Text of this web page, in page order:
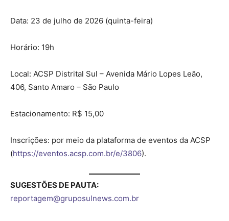
Data: 23 de julho de 2026 (quinta-feira)
Horário: 19h
Local: ACSP Distrital Sul – Avenida Mário Lopes Leão,
406, Santo Amaro – São Paulo
Estacionamento: R$ 15,00
Inscrições: por meio da plataforma de eventos da ACSP
(https://eventos.acsp.com.br/e/3806).
SUGESTÕES DE PAUTA:
reportagem@gruposulnews.com.br